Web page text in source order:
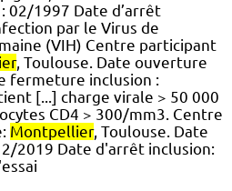
02/1997 Date d’arrêt
par le Virus de
(VIH) Centre participant
, Toulouse. Date ouverture
fermeture inclusion :
[...] charge virale > 50 000
CD4 > 300/mm3. Centre
Montpellier, Toulouse. Date
2019 Date d'arrêt inclusion: